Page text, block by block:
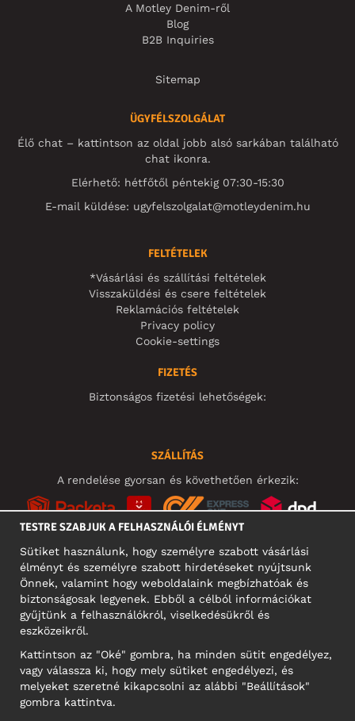
A Motley Denim-ről
Blog
B2B Inquiries
Sitemap
ÜGYFÉLSZOLGÁLAT
Élő chat – kattintson az oldal jobb alsó sarkában található
chat ikonra.
Elérhető: hétfőtől péntekig 07:30-15:30
E-mail küldése: ugyfelszolgalat@motleydenim.hu
FELTÉTELEK
*Vásárlási és szállítási feltételek
Visszaküldési és csere feltételek
Reklamációs feltételek
Privacy policy
Cookie-settings
FIZETÉS
Biztonságos fizetési lehetőségek:
SZÁLLÍTÁS
A rendelése gyorsan és követhetően érkezik:
KÖZÖSSÉGI MÉDIA
Motley Denim Europe OÜ
Narva mnt 5, EE-10117 Tallinn
Reg: 12356245
TESTRE SZABJUK A FELHASZNÁLÓI ÉLMÉNYT
Sütiket használunk, hogy személyre szabott vásárlási
élményt és személyre szabott hirdetéseket nyújtsunk
Önnek, valamint hogy weboldalaink megbízhatóak és
biztonságosak legyenek. Ebből a célból információkat
gyűjtünk a felhasználókról, viselkedésükről és
eszközeikről.
Kattintson az "Oké" gombra, ha minden sütit engedélyez,
vagy válassza ki, hogy mely sütiket engedélyezi, és
melyeket szeretné kikapcsolni az alábbi "Beállítások"
gombra kattintva.